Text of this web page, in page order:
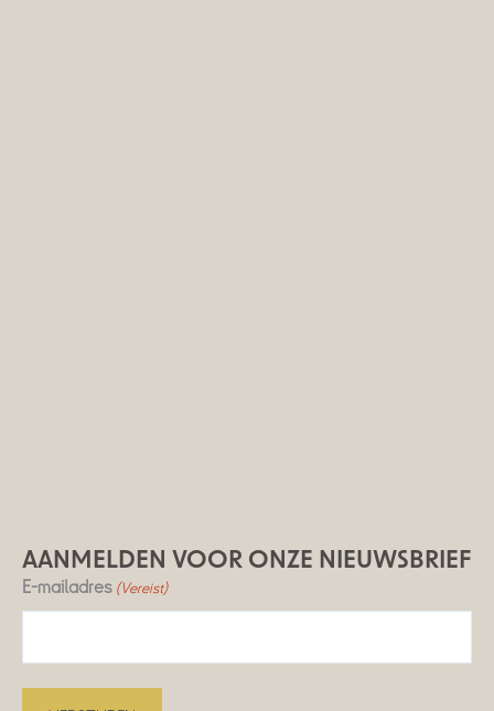
AANMELDEN VOOR ONZE NIEUWSBRIEF
E-mailadres (Vereist)